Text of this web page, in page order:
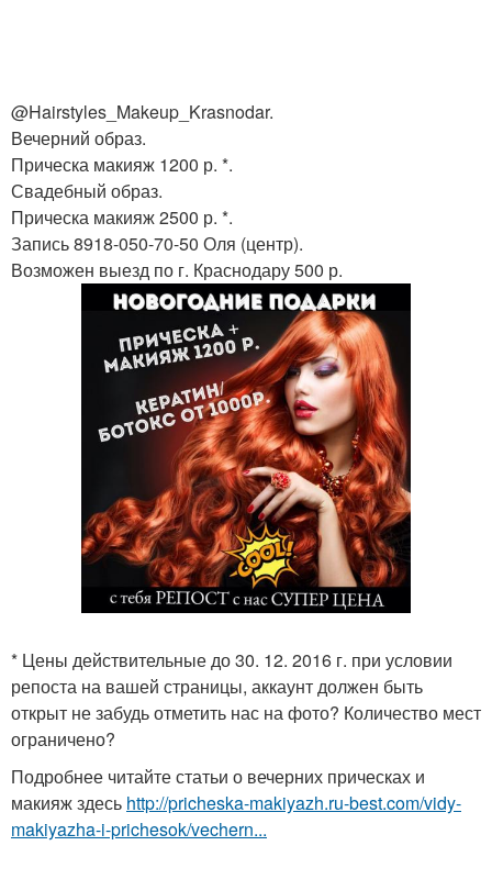
@Hairstyles_Makeup_Krasnodar.
Вечерний образ.
Прическа макияж 1200 р. *.
Свадебный образ.
Прическа макияж 2500 р. *.
Запись 8918-050-70-50 Оля (центр).
Возможен выезд по г. Краснодару 500 р.
* Цены действительные до 30. 12. 2016 г. при условии
репоста на вашей страницы, аккаунт должен быть
открыт не забудь отметить нас на фото? Количество мест
ограничено?
Подробнее читайте статьи о вечерних прическах и
макияж здесь http://pricheska-makiyazh.ru-best.com/vidy-
makiyazha-i-prichesok/vechern...